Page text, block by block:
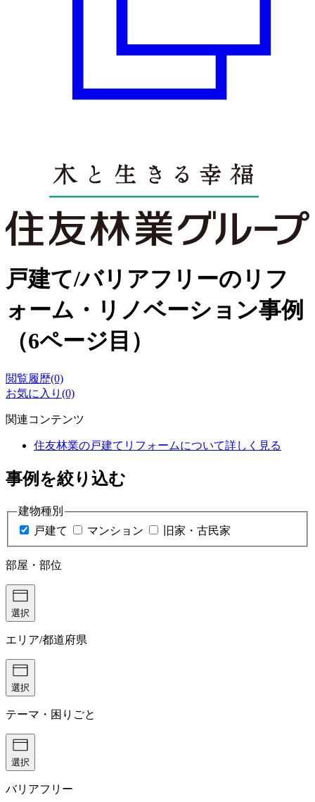
戸建て/バリアフリーのリフ
ォーム・リノベーション事例
（6ページ目）
閲覧履歴(0)
お気に入り(0)
関連コンテンツ
住友林業の戸建てリフォームについて詳しく見る
事例を絞り込む
建物種別
戸建て
マンション 旧家・古民家
部屋・部位
選択
エリア/都道府県
選択
テーマ・困りごと
選択
バリアフリー